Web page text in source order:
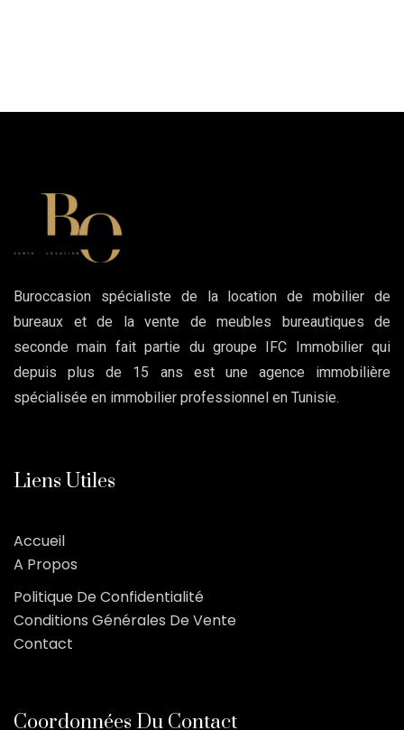
Buroccasion spécialiste de la location de mobilier de
bureaux et de la vente de meubles bureautiques de
seconde main fait partie du groupe IFC Immobilier qui
depuis plus de 15 ans est une agence immobilière
spécialisée en immobilier professionnel en Tunisie.
Liens Utiles
Accueil
A Propos
Politique De Confidentialité
Conditions Générales De Vente
Contact
Coordonnées Du Contact